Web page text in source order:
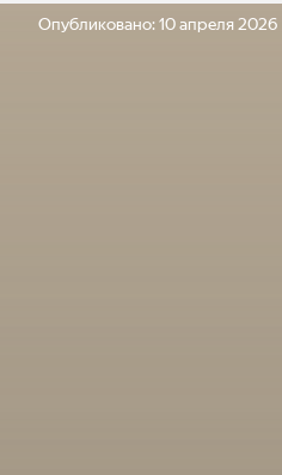
Опубликовано: 10 апреля 2026